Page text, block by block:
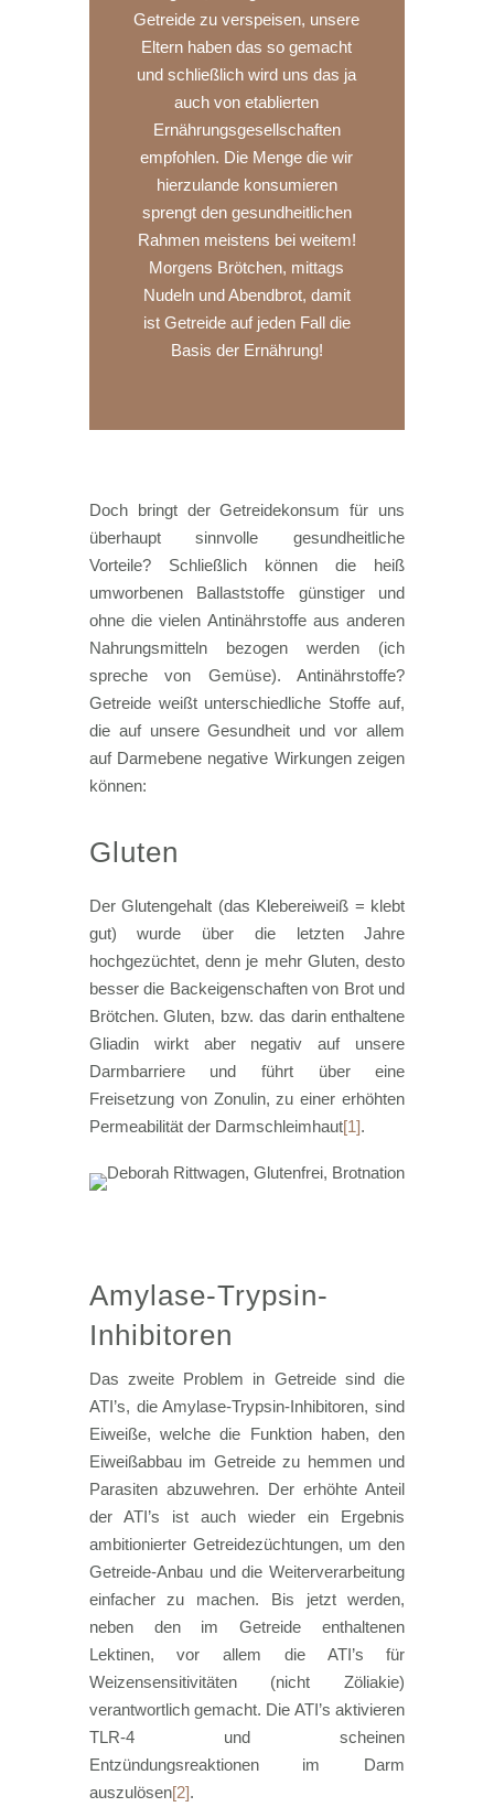
Getreide zu verspeisen, unsere
Eltern haben das so gemacht
und schließlich wird uns das ja
auch von etablierten
Ernährungsgesellschaften
empfohlen. Die Menge die wir
hierzulande konsumieren
sprengt den gesundheitlichen
Rahmen meistens bei weitem!
Morgens Brötchen, mittags
Nudeln und Abendbrot, damit
ist Getreide auf jeden Fall die
Basis der Ernährung!
Doch bringt der Getreidekonsum für uns
überhaupt sinnvolle gesundheitliche
Vorteile? Schließlich können die heiß
umworbenen Ballaststoffe günstiger und
ohne die vielen Antinährstoffe aus anderen
Nahrungsmitteln bezogen werden (ich
spreche von Gemüse). Antinährstoffe?
Getreide weißt unterschiedliche Stoffe auf,
die auf unsere Gesundheit und vor allem
auf Darmebene negative Wirkungen zeigen
können:
Gluten
Der Glutengehalt (das Klebereiweiß = klebt
gut) wurde über die letzten Jahre
hochgezüchtet, denn je mehr Gluten, desto
besser die Backeigenschaften von Brot und
Brötchen. Gluten, bzw. das darin enthaltene
Gliadin wirkt aber negativ auf unsere
Darmbarriere und führt über eine
Freisetzung von Zonulin, zu einer erhöhten
Permeabilität der Darmschleimhaut[1].
Amylase-Trypsin-
Inhibitoren
Das zweite Problem in Getreide sind die
ATI’s, die Amylase-Trypsin-Inhibitoren, sind
Eiweiße, welche die Funktion haben, den
Eiweißabbau im Getreide zu hemmen und
Parasiten abzuwehren. Der erhöhte Anteil
der ATI’s ist auch wieder ein Ergebnis
ambitionierter Getreidezüchtungen, um den
Getreide-Anbau und die Weiterverarbeitung
einfacher zu machen. Bis jetzt werden,
neben den im Getreide enthaltenen
Lektinen, vor allem die ATI’s für
Weizensensitivitäten (nicht Zöliakie)
verantwortlich gemacht. Die ATI’s aktivieren
TLR-4 und scheinen
Entzündungsreaktionen im Darm
auszulösen[2].